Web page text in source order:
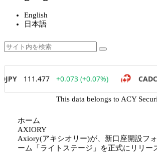
English
日本語
This data belongs to ACY
ホーム
AXIORY
Axiory(アキシオリー)が、新口座開設フォ
ーム「ライトステージ」を正式にリリー